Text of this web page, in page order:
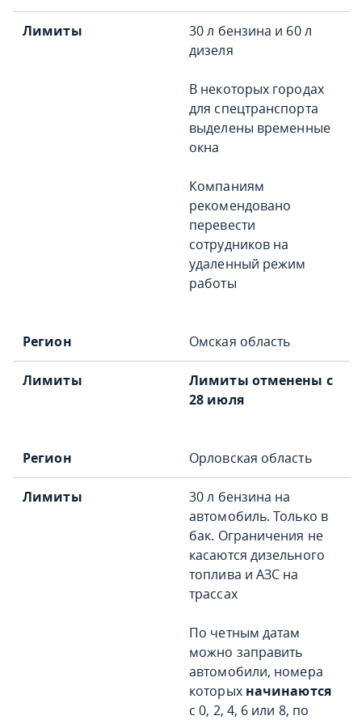
30 л бензина и 60 л
дизеля
В некоторых городах
для спецтранспорта
выделены временные
окна
Компаниям
рекомендовано
перевести
сотрудников на
удаленный режим
работы
Омская область
Лимиты отменены с
28 июля
Орловская область
30 л бензина на
автомобиль. Только в
бак. Ограничения не
касаются дизельного
топлива и АЗС на
трассах
По четным датам
можно заправить
автомобили, номера
которых начинаются
с 0, 2, 4, 6 или 8, по